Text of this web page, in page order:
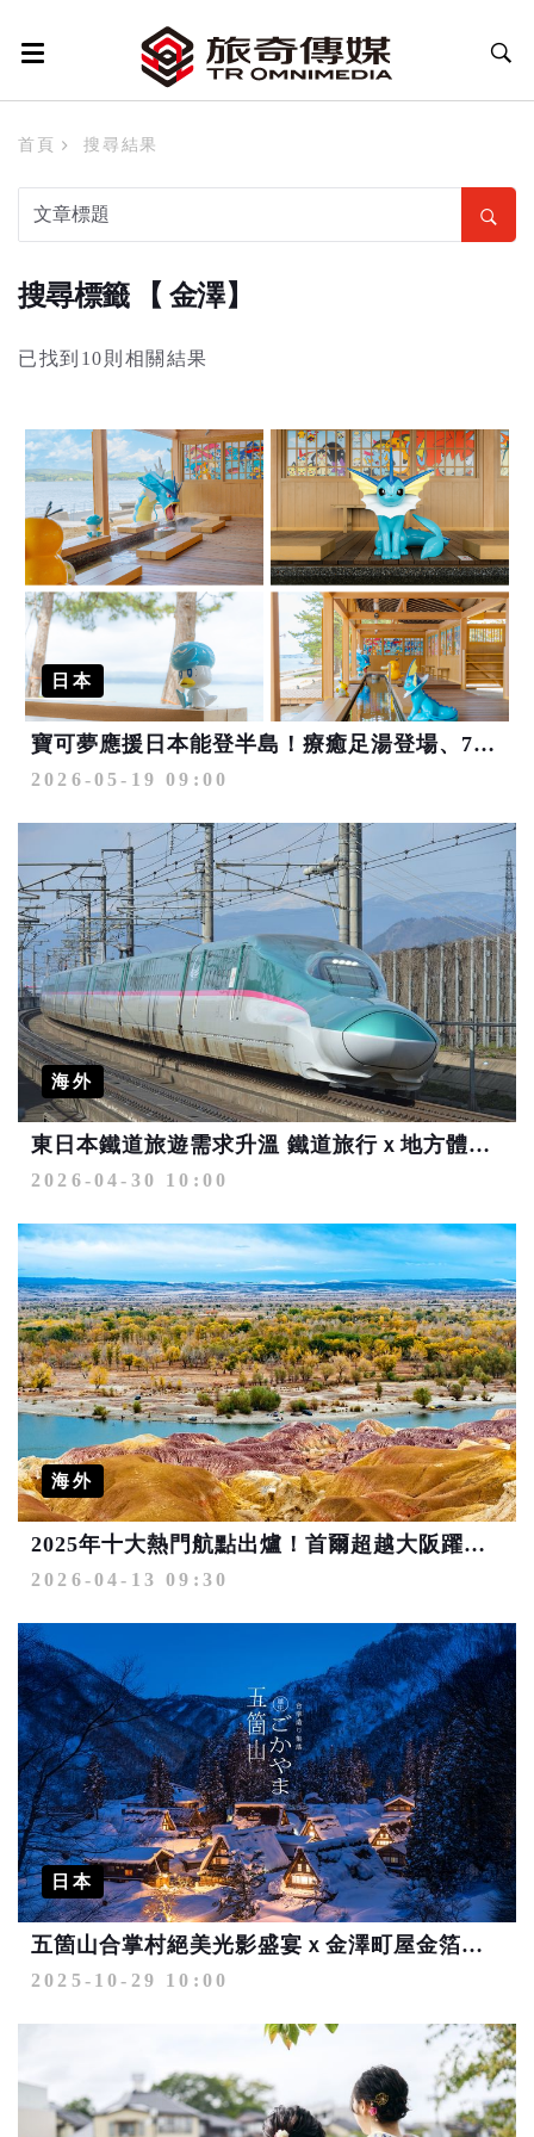
首頁 搜尋結果
搜尋標籤 【 金澤】
已找到10則相關結果
日本
寶可夢應援日本能登半島！療癒足湯登場、7月迎全球首座聯名機場
2026-05-19 09:00
海外
東日本鐵道旅遊需求升溫 鐵道旅行ｘ地方體驗更便捷
2026-04-30 10:00
海外
2025年十大熱門航點出爐！首爾超越大阪躍居第2 「潛力寶藏城市」包括青森、烏魯木齊
2026-04-13 09:30
日本
五箇山合掌村絕美光影盛宴ｘ金澤町屋金箔工藝饗宴 溫泉養生之旅再升級
2025-10-29 10:00